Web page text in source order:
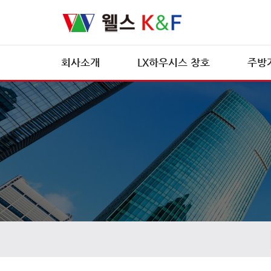
회사소개
CEO인사말
조직도
LX하우시스 창호 주방